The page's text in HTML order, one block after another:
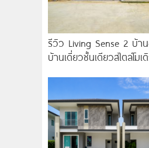
รีวิว Living Sense 2 บ้า
บ้านเดี่ยวชั้นเดียวสไตล์โมเ